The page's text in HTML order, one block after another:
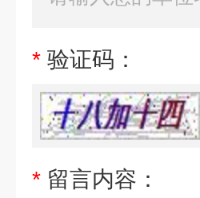
* 验证码：
* 留言内容：